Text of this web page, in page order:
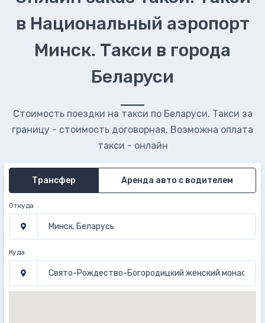
в Национальный аэропорт
Минск. Такси в города
Беларуси
Стоимость поездки на такси по Беларуси. Такси за
границу - стоимость договорная. Возможна оплата
такси - онлайн
Трансфер Аренда авто с водителем
Откуда
Куда